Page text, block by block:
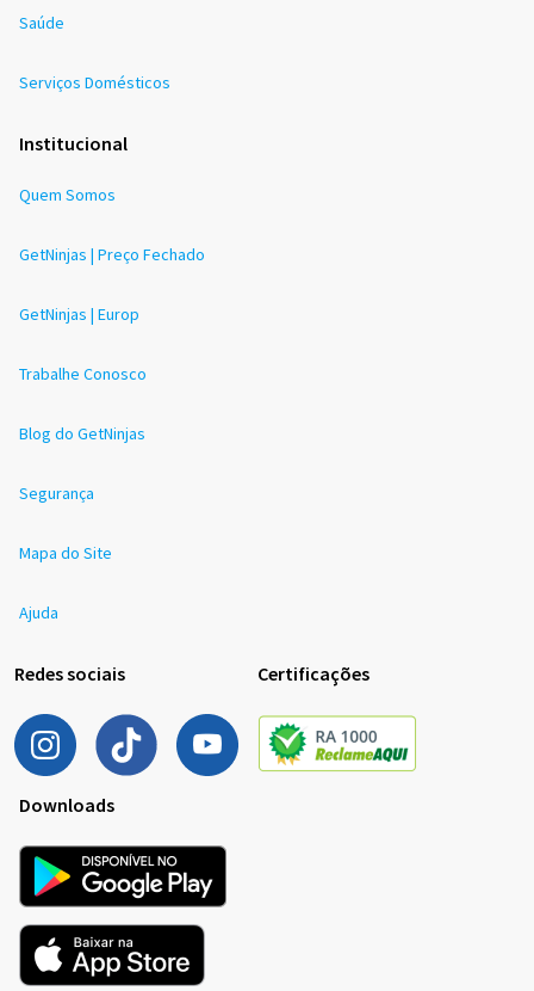
Saúde
Serviços Domésticos
Institucional
Quem Somos
GetNinjas | Preço Fechado
GetNinjas | Europ
Trabalhe Conosco
Blog do GetNinjas
Segurança
Mapa do Site
Ajuda
Redes sociais Certificações
Downloads